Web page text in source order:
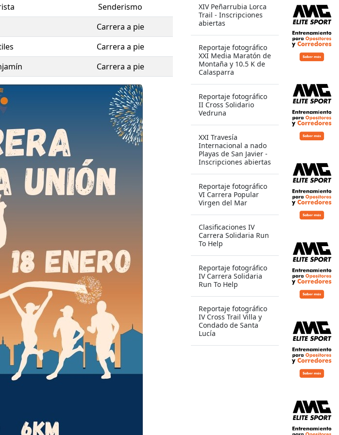
así a ser un punto de encuentro donde
se convierte en un gesto solidario y de
Senderismo
Carrera a pie
Carrera a pie
Carrera a pie
XIV Peñarrubia Lorca
Trail - Inscripciones
abiertas
Reportaje fotográfico
XXI Media Maratón de
Montaña y 10.5 K de
Calasparra
Reportaje fotográfico
II Cross Solidario
Vedruna
XXI Travesía
Internacional a nado
Playas de San Javier -
Inscripciones abiertas
Reportaje fotográfico
VI Carrera Popular
Virgen del Mar
Clasificaciones IV
Carrera Solidaria Run
To Help
Reportaje fotográfico
IV Carrera Solidaria
Run To Help
Reportaje fotográfico
IV Cross Trail Villa y
Condado de Santa
Lucía